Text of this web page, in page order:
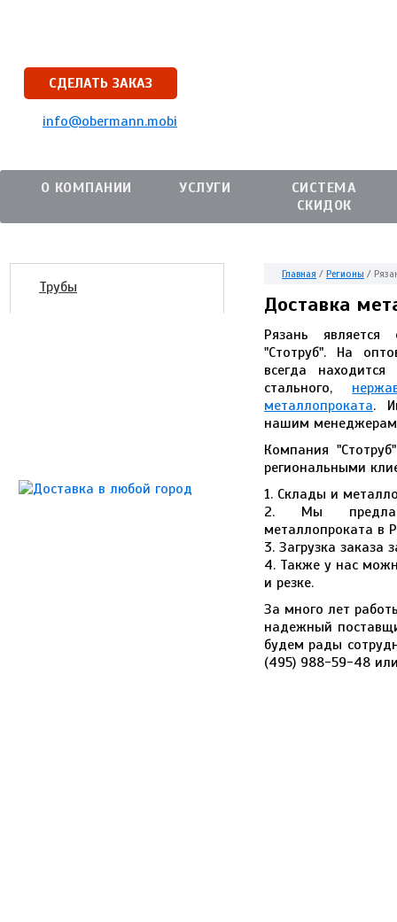
СДЕЛАТЬ ЗАКАЗ
info@obermann.mobi
О КОМПАНИИ УСЛУГИ
СИСТЕМА
СКИДОК
Трубы
Главная / Регионы /
Доставка
Рязань
"Стотруб". На
всегда
стального,
металлопроката.
нашим
Компания
региональными
1. Склады и
2. Мы
металлопроката в
3. Загрузка
4. Также у нас
и резке.
За много лет
надежный
будем рады
(495) 988-59-48